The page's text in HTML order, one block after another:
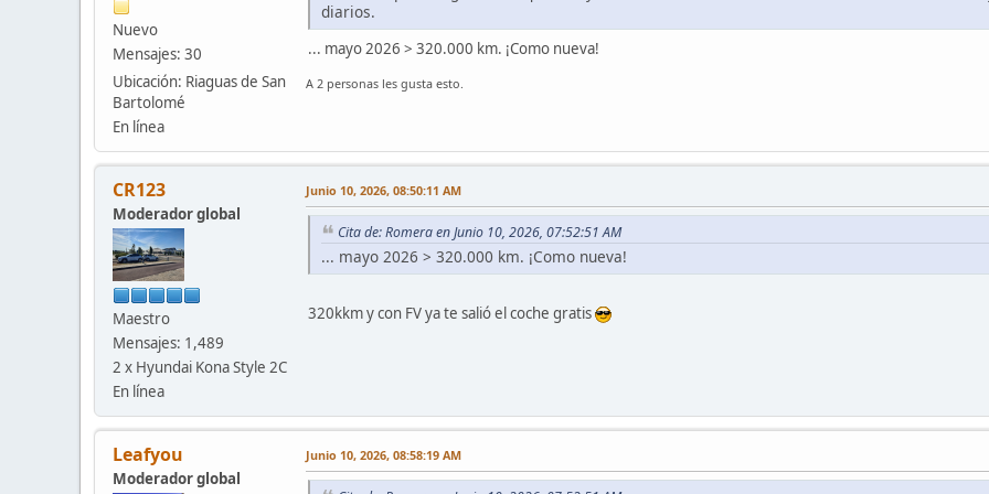
Nuevo
Mensajes: 30
Ubicación: Riaguas de San
Bartolomé
En línea
diarios.
... mayo 2026 > 320.000 km. ¡Como nueva!
A 2 personas les gusta esto.
CR123
Moderador global
Maestro
Mensajes: 1,489
2 x Hyundai Kona Style 2C
En línea
Junio 10, 2026, 08:50:11 AM
Cita de: Romera en Junio 10, 2026, 07:52:51 AM
... mayo 2026 > 320.000 km. ¡Como nueva!
320kkm y con FV ya te salió el coche gratis
Leafyou
Moderador global
Junio 10, 2026, 08:58:19 AM